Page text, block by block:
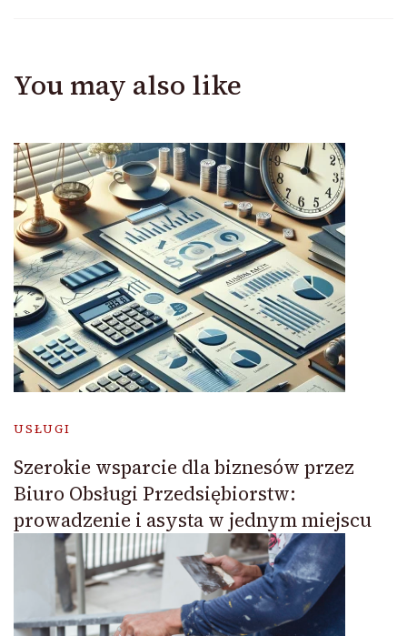
You may also like
USŁUGI
Szerokie wsparcie dla biznesów przez
Biuro Obsługi Przedsiębiorstw:
prowadzenie i asysta w jednym miejscu